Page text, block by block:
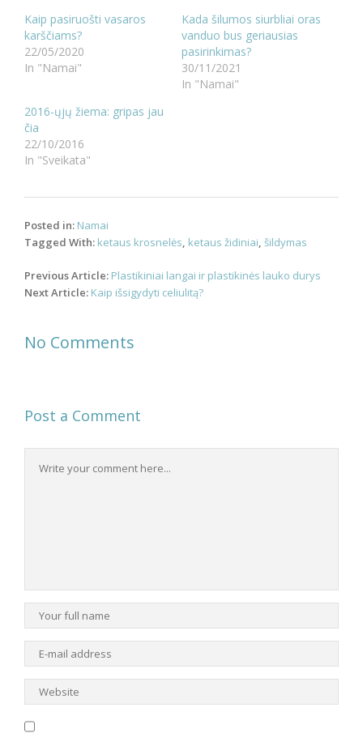
Kaip pasiruošti vasaros
karščiams?
22/05/2020
In "Namai"
Kada šilumos siurbliai oras
vanduo bus geriausias
pasirinkimas?
30/11/2021
In "Namai"
2016-ųjų žiema: gripas jau
čia
22/10/2016
In "Sveikata"
Posted in: Namai
Tagged With: ketaus krosnelės, ketaus židiniai, šildymas
Post
navigation
Previous Article: Plastikiniai langai ir plastikinės lauko durys
Next Article: Kaip išsigydyti celiulitą?
No Comments
Post a Comment